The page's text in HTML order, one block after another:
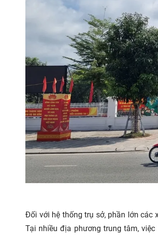
Đối với hệ thống trụ sở, phần lớn các
Tại nhiều địa phương trung tâm,